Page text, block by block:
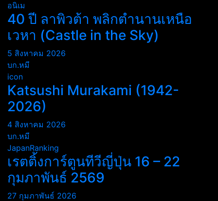
อนิเม
40 ปี ลาพิวต้า พลิกตำนานเหนือ
เวหา (Castle in the Sky)
5 สิงหาคม 2026
บก.หมี
icon
Katsushi Murakami (1942-
2026)
4 สิงหาคม 2026
บก.หมี
JapanRanking
เรตติ้งการ์ตูนทีวีญี่ปุ่น 16 – 22
กุมภาพันธ์ 2569
27 กุมภาพันธ์ 2026